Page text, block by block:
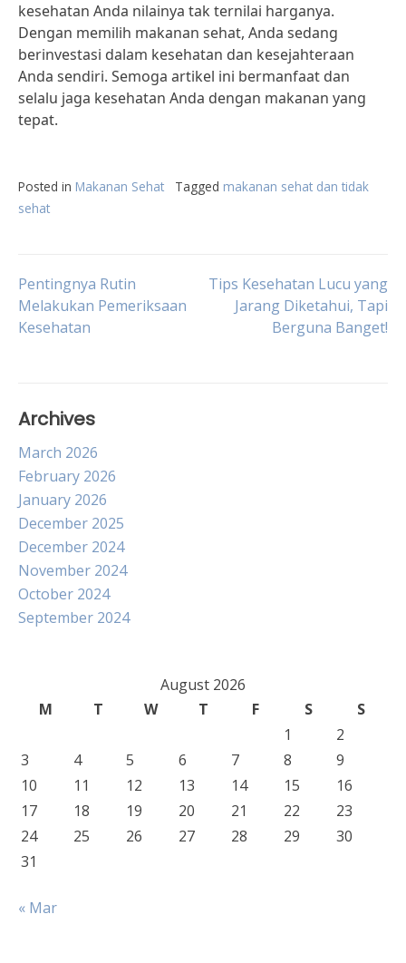
kesehatan Anda nilainya tak ternilai harganya.
Dengan memilih makanan sehat, Anda sedang
berinvestasi dalam kesehatan dan kesejahteraan
Anda sendiri. Semoga artikel ini bermanfaat dan
selalu jaga kesehatan Anda dengan makanan yang
tepat.
Posted in Makanan Sehat Tagged makanan sehat dan tidak
sehat
Post
navigation
Pentingnya Rutin
Melakukan Pemeriksaan
Kesehatan
Tips Kesehatan Lucu yang
Jarang Diketahui, Tapi
Berguna Banget!
Archives
March 2026
February 2026
January 2026
December 2025
December 2024
November 2024
October 2024
September 2024
August 2026
M
T W T F S
S
1
2
3
4 5 6 7 8
9
10
11 12 13 14 15
16
17
18 19 20 21 22
23
24
25 26 27 28 29
30
31
« Mar